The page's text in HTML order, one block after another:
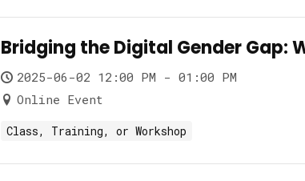
Bridging the Digital Gender Gap:
2025-06-02 12:00 PM - 01:00 PM
Online Event
Class, Training, or Workshop